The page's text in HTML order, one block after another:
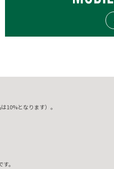
10%となります）。
。